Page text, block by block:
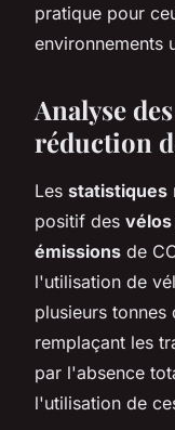
pratique pour
environnements
Analyse
réduction
Les statistiques
positif des
émissions de
l'utilisation de
plusieurs tonnes
remplaçant les
par l'absence
l'utilisation de